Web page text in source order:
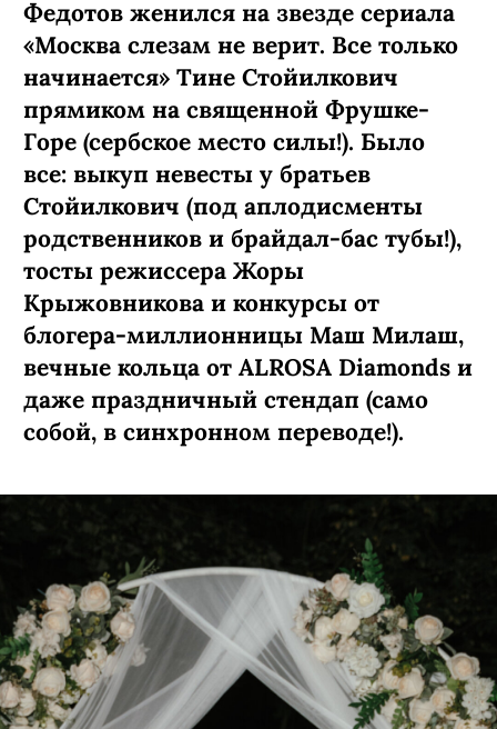
Федотов женился на звезде сериала
«Москва слезам не верит. Все только
начинается» Тине Стойилкович
прямиком на священной Фрушке-
Горе (сербское место силы!). Было
все: выкуп невесты у братьев
Стойилкович (под аплодисменты
родственников и брайдал-бас тубы!),
тосты режиссера Жоры
Крыжовникова и конкурсы от
блогера-миллионницы Маш Милаш,
вечные кольца от ALROSA Diamonds и
даже праздничный стендап (само
собой, в синхронном переводе!).